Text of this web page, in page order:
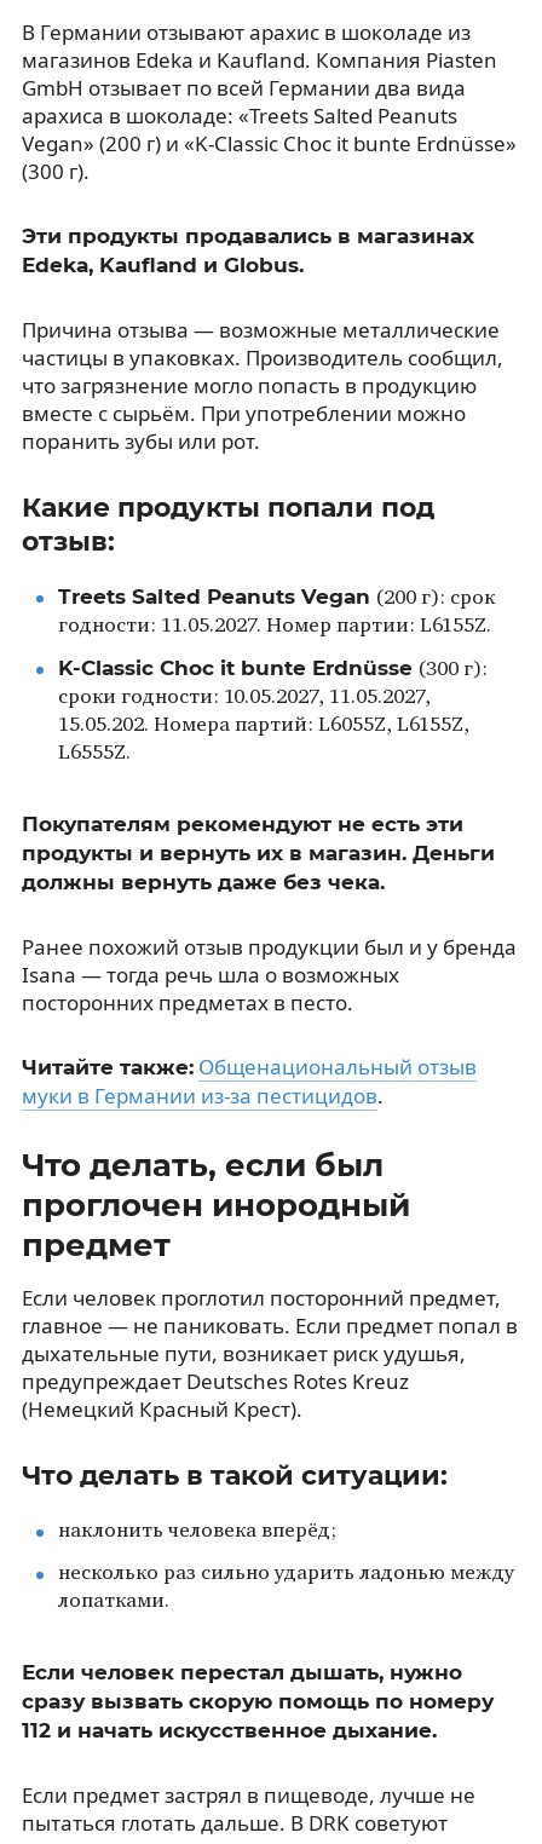
В Германии отзывают арахис в шоколаде из
магазинов Edeka и Kaufland. Компания Piasten
GmbH отзывает по всей Германии два вида
арахиса в шоколаде: «Treets Salted Peanuts
Vegan» (200 г) и «K-Classic Choc it bunte Erdnüsse»
(300 г).
Эти продукты продавались в магазинах
Edeka, Kaufland и Globus.
Причина отзыва — возможные металлические
частицы в упаковках. Производитель сообщил,
что загрязнение могло попасть в продукцию
вместе с сырьём. При употреблении можно
поранить зубы или рот.
Какие продукты попали под
отзыв:
Treets Salted Peanuts Vegan (200 г): срок
годности: 11.05.2027. Номер партии: L6155Z.
K-Classic Choc it bunte Erdnüsse(300 г):
сроки годности: 10.05.2027, 11.05.2027,
15.05.202. Номера партий: L6055Z, L6155Z,
L6555Z.
Покупателям рекомендуют не есть эти
продукты и вернуть их в магазин. Деньги
должны вернуть даже без чека.
Ранее похожий отзыв продукции был и у бренда
Isana — тогда речь шла о возможных
посторонних предметах в песто.
Читайте также: Общенациональный отзыв
муки в Германии из-за пестицидов.
Что делать, если был
проглочен инородный
предмет
Если человек проглотил посторонний предмет,
главное — не паниковать. Если предмет попал в
дыхательные пути, возникает риск удушья,
предупреждает Deutsches Rotes Kreuz
(Немецкий Красный Крест).
Что делать в такой ситуации:
наклонить человека вперёд;
несколько раз сильно ударить ладонью между
лопатками.
Если человек перестал дышать, нужно
сразу вызвать скорую помощь по номеру
112 и начать искусственное дыхание.
Если предмет застрял в пищеводе, лучше не
пытаться глотать дальше. В DRK советуют